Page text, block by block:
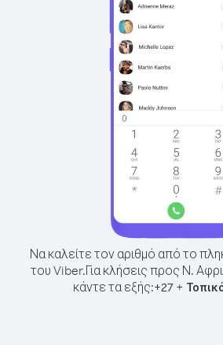
Να καλείτε τον αριθμό από το
του Viber.Για κλήσεις προς Ν.
κάντε τα εξής:+27+